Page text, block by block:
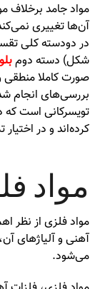
مواد جامد برخلاف
آن‌ها تغییری
در دودسته کلی
شکل) دسته دوم
صورت کاملا منطقی
بررسی‌های انجام
تویسرکانی است که
کرده‌اند و در
مواد
مواد فلزی از نظر
آهنی و آلیاژهای
می‌شود.